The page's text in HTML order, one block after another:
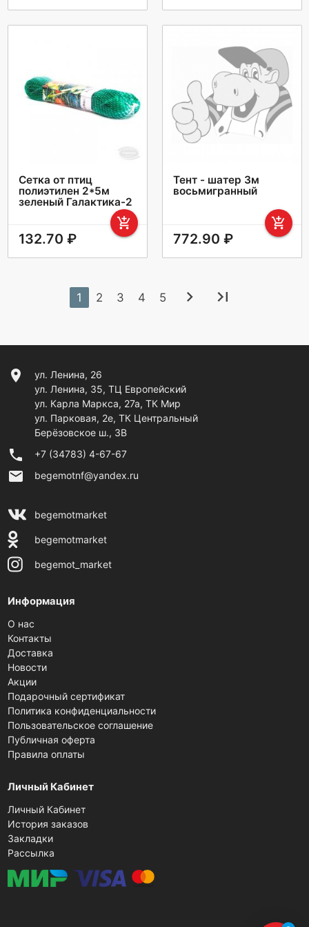
Сетка от птиц
полиэтилен 2*5м
зеленый Галактика-2
add_shopping_cart
132.70 ₽
Тент - шатер 3м
восьмигранный
add_shopping_cart
772.90 ₽
1 2 3 4 5 chevron_right last_page
location_on
ул. Ленина, 26
ул. Ленина, 35, ТЦ Европейский
ул. Карла Маркса, 27а, ТК Мир
ул. Парковая, 2е, ТК Центральный
Берёзовское ш., 3В
phone +7 (34783) 4-67-67
email begemotnf@yandex.ru
begemotmarket
begemotmarket
begemot_market
Информация
О нас
Контакты
Доставка
Новости
Акции
Подарочный сертификат
Политика конфиденциальности
Пользовательское соглашение
Публичная оферта
Правила оплаты
Личный Кабинет
Личный Кабинет
История заказов
Закладки
Рассылка